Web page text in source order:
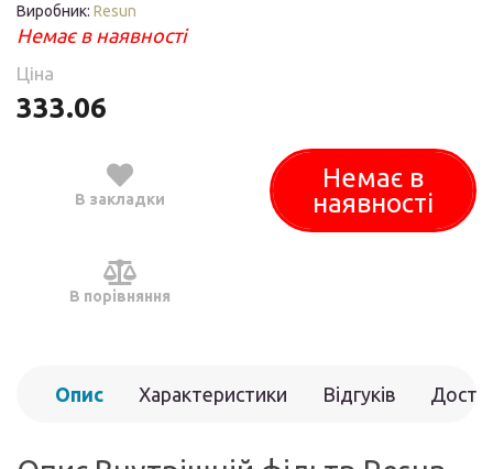
Виробник: Resun
Немає в наявності
Ціна
333.06
В закладки
В порівняння
Немає в
наявності
Опис Характеристики Відгуків